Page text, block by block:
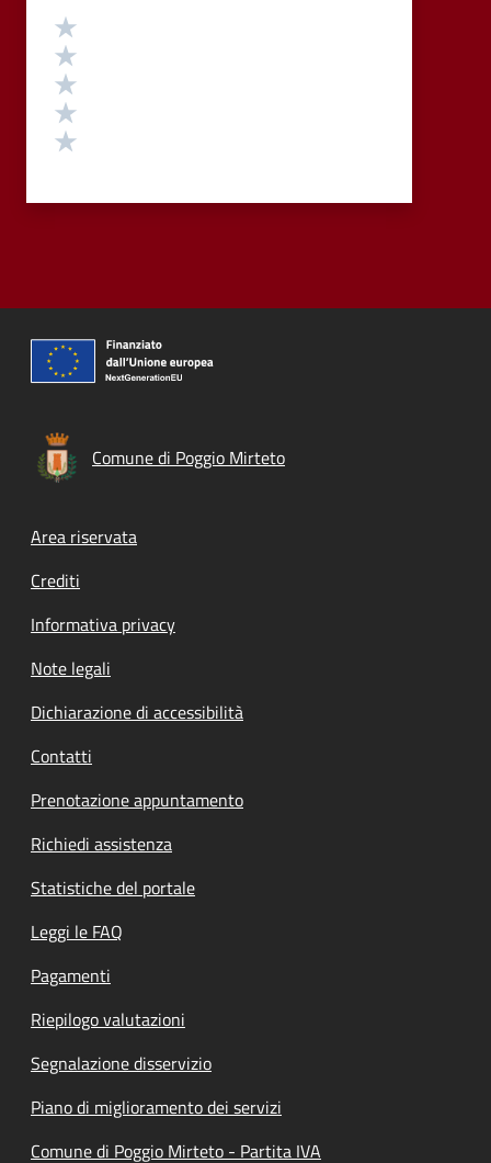
Valutazione
Comune di Poggio Mirteto
Footer menu
Area riservata
Crediti
Informativa privacy
Note legali
Dichiarazione di accessibilità
Contatti
Prenotazione appuntamento
Richiedi assistenza
Statistiche del portale
Leggi le FAQ
Pagamenti
Riepilogo valutazioni
Segnalazione disservizio
Piano di miglioramento dei servizi
Comune di Poggio Mirteto - Partita IVA